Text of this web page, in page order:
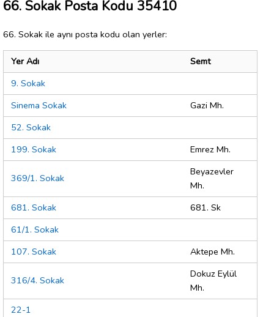
66. Sokak Posta Kodu 35410
66. Sokak ile aynı posta kodu olan yerler:
Yer Adı
Semt
9. Sokak
Sinema Sokak
Gazi Mh.
52. Sokak
199. Sokak
Emrez Mh.
369/1. Sokak
Beyazevler
Mh.
681. Sokak
681. Sk
61/1. Sokak
107. Sokak
Aktepe Mh.
316/4. Sokak
Dokuz Eylül
Mh.
22-1